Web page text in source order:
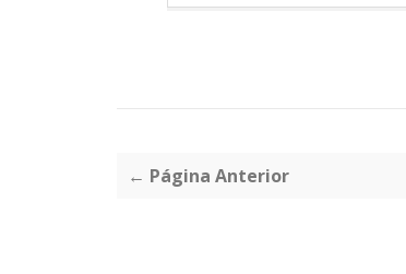
← Página Anterior